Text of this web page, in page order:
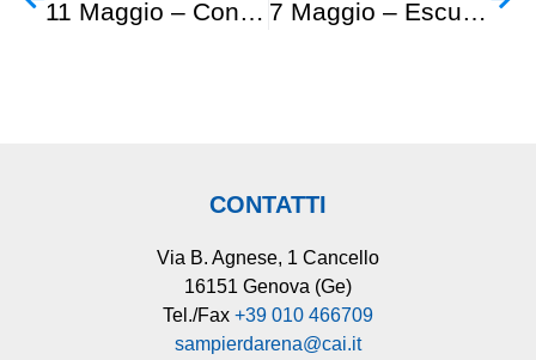
CONTATTI
Via B. Agnese, 1 Cancello
16151 Genova (Ge)
Tel./Fax +39 010 466709
sampierdarena@cai.it